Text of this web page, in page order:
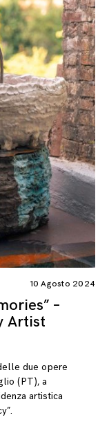
10 Agosto 2024
–
Artist
due opere
(PT), a
artistica